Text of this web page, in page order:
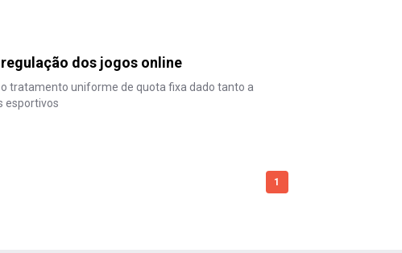
dos jogos online
tratamento uniforme de quota fixa dado tanto a
esportivos
1